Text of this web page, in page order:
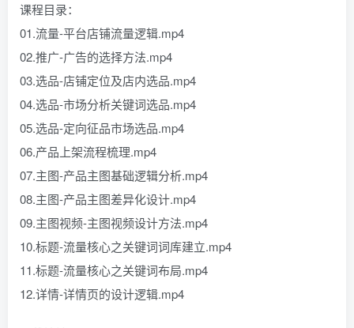
课程目录：
01.流量-平台店铺流量逻辑.mp4
02.推广-广告的选择方法.mp4
03.选品-店铺定位及店内选品.mp4
04.选品-市场分析关键词选品.mp4
05.选品-定向征品市场选品.mp4
06.产品上架流程梳理.mp4
07.主图-产品主图基础逻辑分析.mp4
08.主图-产品主图差异化设计.mp4
09.主图视频-主图视频设计方法.mp4
10.标题-流量核心之关键词词库建立.mp4
11.标题-流量核心之关键词布局.mp4
12.详情-详情页的设计逻辑.mp4